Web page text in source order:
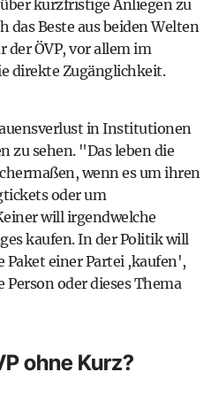
kurzfristige Anliegen zu
das Beste aus beiden Welten
ÖVP, vor allem im
direkte Zugänglichkeit.
in Institutionen
zu sehen. "Das leben die
wenn es um ihren
oder um
will irgendwelche
kaufen. In der Politik will
Paket einer Partei ,kaufen',
oder dieses Thema
ohne Kurz?